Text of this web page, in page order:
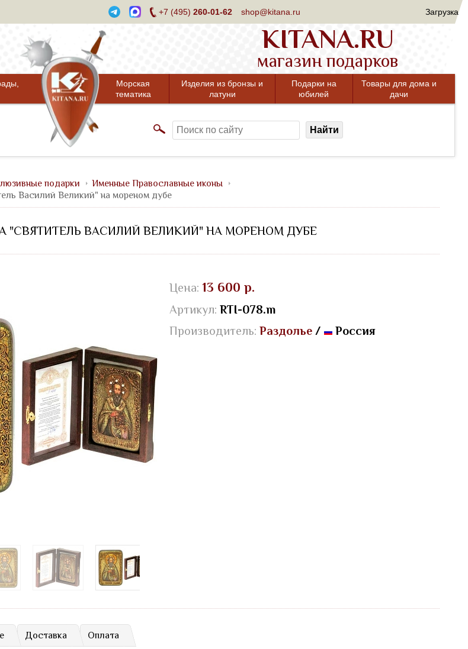
+7 (495) 260-01-62 shop@kitana.ru Загрузка
KITANA.RU
магазин подарков
Морская
тематика
Изделия из бронзы и
латуни
Подарки на
юбилей
Товары для дома и
дачи
Найти
подарки
Именные Православные иконы
Василий Великий" на мореном дубе
"СВЯТИТЕЛЬ ВАСИЛИЙ ВЕЛИКИЙ" НА МОРЕНОМ ДУБЕ
Цена: 13 600 р.
Артикул: RTI-078.m
Производитель: Раздолье/ Россия
Доставка Оплата